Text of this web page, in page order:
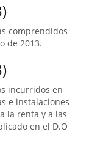
comprendidos
de 2013.
incurridos en
e instalaciones
la renta y a las
en el D.O